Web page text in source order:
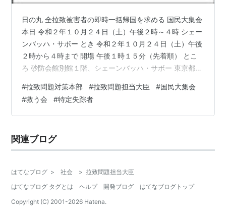
日の丸 全拉致被害者の即時一括帰国を求める 国民大集会
本日 令和２年１０月２４日（土）午後２時～４時 シェー
ンバッハ・サボー とき 令和２年１０月２４日（土）午後
２時から４時まで 開場 午後１時１５分（先着順） とこ
ろ 砂防会館別館１階、シェーンバッハ・サボー 東京都千
（有楽町線・半蔵門線・南北線）4番出口徒歩1分 5番出
口（都道府県会館前）はエレベーターあり 赤坂見附駅
（銀座線・丸ノ内線）が永田町駅に接続 登壇者 櫻井よし
長官・拉致問題担当大臣、家族会・救う会役員、 …
#拉致問題対策本部 #拉致問題担当大臣 #国民大集会
#救う会 #特定失踪者
関連ブログ
はてなブログ > 社会 > 拉致問題担当大臣
はてなブログ タグとは
ヘルプ 開発ブログ
はてなブログトップ
Copyright (C) 2001-2026 Hatena.